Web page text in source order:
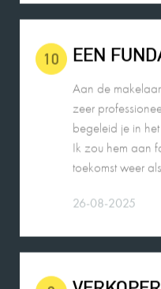
10 EEN
Aan de
begeleid je in
Ik zou hem aan
toekomst weer
26-08-2025
131